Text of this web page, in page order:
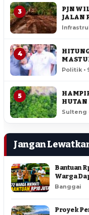
3
PJN
JALAN
4
Politik •
5
HUTAN
HEKTAR
Sulteng
Jangan
Bantuan
Warga
Banggai
Proyek